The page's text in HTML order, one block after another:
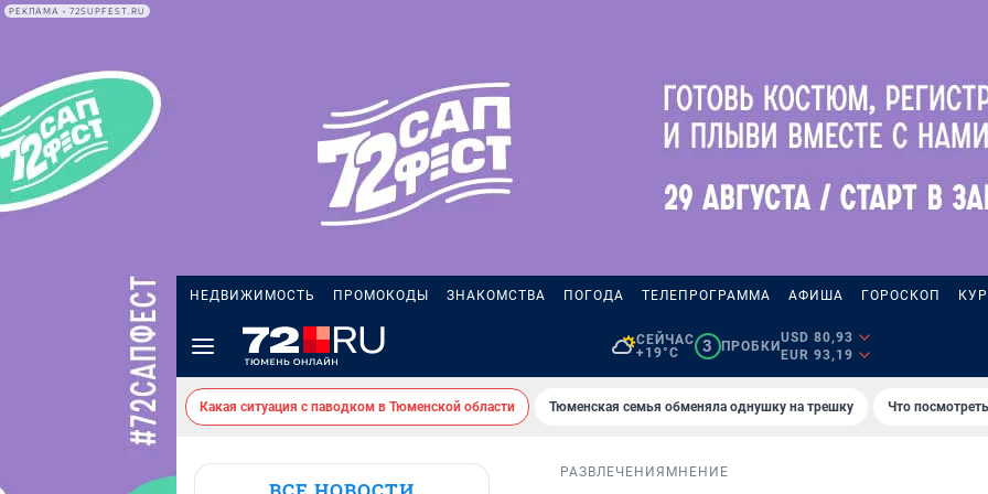
РЕКЛАМА • 72SUPFEST.RU
НЕДВИЖИМОСТЬ ПРОМОКОДЫ ЗНАКОМСТВА ПОГОДА ТЕЛЕПРОГРАММА АФИША ГОРОСКОП
СЕЙЧАС
+19°C
3 ПРОБКИ
USD 80,93
EUR 93,19
Какая ситуация с паводком в Тюменской области Тюменская семья обменяла однушку на трешку Что
РАЗВЛЕЧЕНИЯ МНЕНИЕ